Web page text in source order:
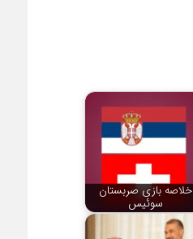
خلاصه بازی صربستان
سوئیس